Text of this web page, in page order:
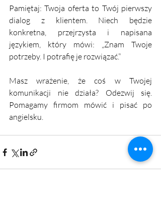
Pamiętaj: Twoja oferta to Twój pierwszy
dialog z klientem. Niech będzie
konkretna, przejrzysta i napisana
językiem, który mówi: „Znam Twoje
potrzeby. I potrafię je rozwiązać.”
Masz wrażenie, że coś w Twojej
komunikacji nie działa? Odezwij się.
Pomagamy firmom mówić i pisać po
angielsku.